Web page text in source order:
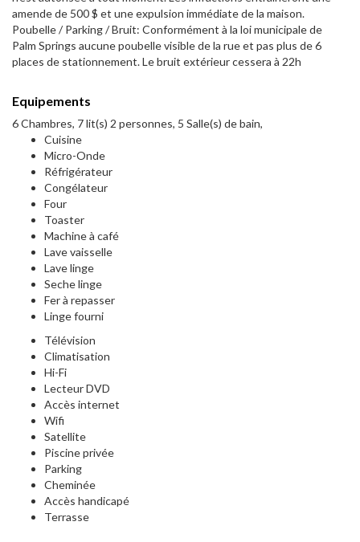
amende de 500 $ et une expulsion immédiate de la maison.
Poubelle / Parking / Bruit: Conformément à la loi municipale de
Palm Springs aucune poubelle visible de la rue et pas plus de 6
places de stationnement. Le bruit extérieur cessera à 22h
Equipements
6 Chambres, 7 lit(s) 2 personnes, 5 Salle(s) de bain,
Cuisine
Micro-Onde
Réfrigérateur
Congélateur
Four
Toaster
Machine à café
Lave vaisselle
Lave linge
Seche linge
Fer à repasser
Linge fourni
Télévision
Climatisation
Hi-Fi
Lecteur DVD
Accès internet
Wifi
Satellite
Piscine privée
Parking
Cheminée
Accès handicapé
Terrasse